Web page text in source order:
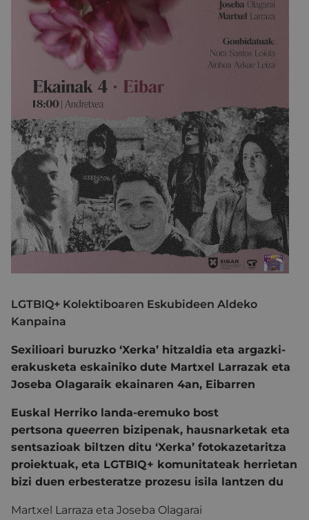
LGTBIQ+ Kolektiboaren Eskubideen Aldeko
Kanpaina
Sexilioari buruzko ‘Xerka’ hitzaldia eta argazki-
erakusketa eskainiko dute Martxel Larrazak eta
Joseba Olagaraik ekainaren 4an, Eibarren
Euskal Herriko landa-eremuko bost
pertsona queerren bizipenak, hausnarketak eta
sentsazioak biltzen ditu ‘Xerka’ fotokazetaritza
proiektuak, eta LGTBIQ+ komunitateak herrietan
bizi duen erbesteratze prozesu isila lantzen du
Martxel Larraza eta Joseba Olagarai